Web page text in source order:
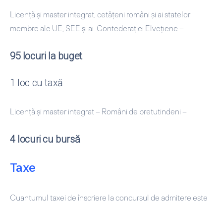
Licență și master integrat, cetățeni români și ai statelor
membre ale UE, SEE și ai Confederației Elvețiene –
95 locuri la buget
1 loc cu taxă
Licență și master integrat – Români de pretutindeni –
4 locuri cu bursă
Taxe
Cuantumul taxei de înscriere la concursul de admitere este